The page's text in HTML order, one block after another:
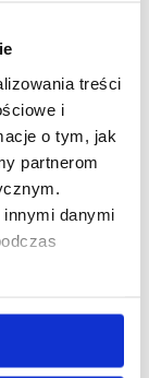
treści
i
o tym, jak
partnerom
danymi
Wyborczej
Ziemniak